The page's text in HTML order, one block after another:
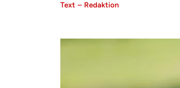
Text – Redaktion